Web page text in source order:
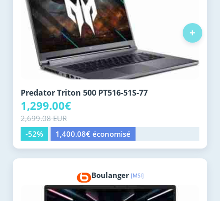
Predator Triton 500 PT516-51S-77
1,299.00€
2,699.08 EUR
-52%
1,400.08€ économisé
+
Boulanger [MSI]